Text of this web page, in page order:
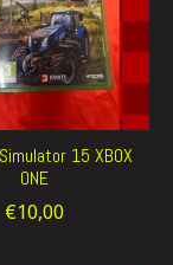
15 XBOX
ONE
€10,00